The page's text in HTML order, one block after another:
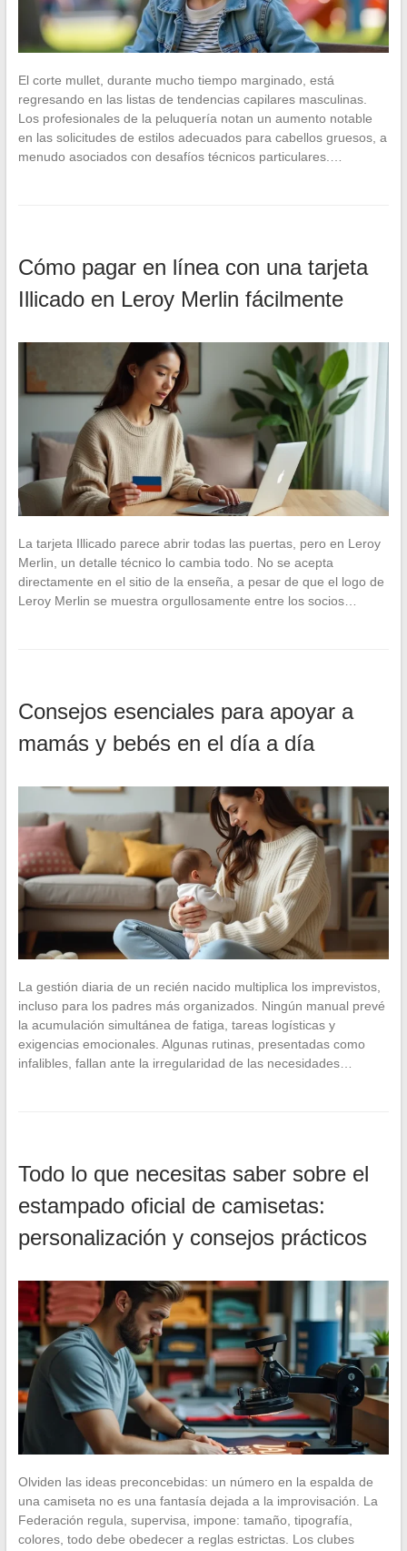
El corte mullet, durante mucho tiempo marginado, está
regresando en las listas de tendencias capilares masculinas.
Los profesionales de la peluquería notan un aumento notable
en las solicitudes de estilos adecuados para cabellos gruesos, a
menudo asociados con desafíos técnicos particulares.…
Cómo pagar en línea con una tarjeta
Illicado en Leroy Merlin fácilmente
La tarjeta Illicado parece abrir todas las puertas, pero en Leroy
Merlin, un detalle técnico lo cambia todo. No se acepta
directamente en el sitio de la enseña, a pesar de que el logo de
Leroy Merlin se muestra orgullosamente entre los socios…
Consejos esenciales para apoyar a
mamás y bebés en el día a día
La gestión diaria de un recién nacido multiplica los imprevistos,
incluso para los padres más organizados. Ningún manual prevé
la acumulación simultánea de fatiga, tareas logísticas y
exigencias emocionales. Algunas rutinas, presentadas como
infalibles, fallan ante la irregularidad de las necesidades…
Todo lo que necesitas saber sobre el
estampado oficial de camisetas:
personalización y consejos prácticos
Olviden las ideas preconcebidas: un número en la espalda de
una camiseta no es una fantasía dejada a la improvisación. La
Federación regula, supervisa, impone: tamaño, tipografía,
colores, todo debe obedecer a reglas estrictas. Los clubes